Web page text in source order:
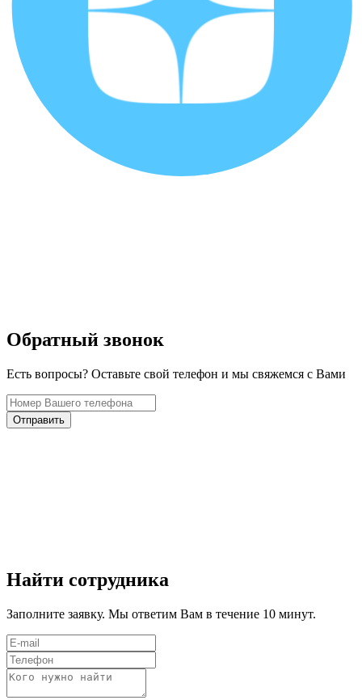
Обратный звонок
Есть вопросы? Оставьте свой телефон и мы свяжемся с Вами
Отправить
Найти сотрудника
Заполните заявку. Мы ответим Вам в течение 10 минут.